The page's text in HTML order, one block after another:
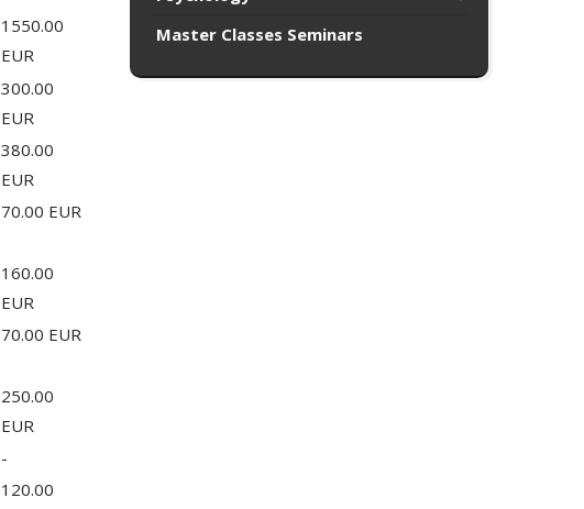
1550.00
EUR
300.00
EUR
380.00
EUR
70.00 EUR
160.00
EUR
70.00 EUR
250.00
EUR
-
120.00
Master Classes Seminars